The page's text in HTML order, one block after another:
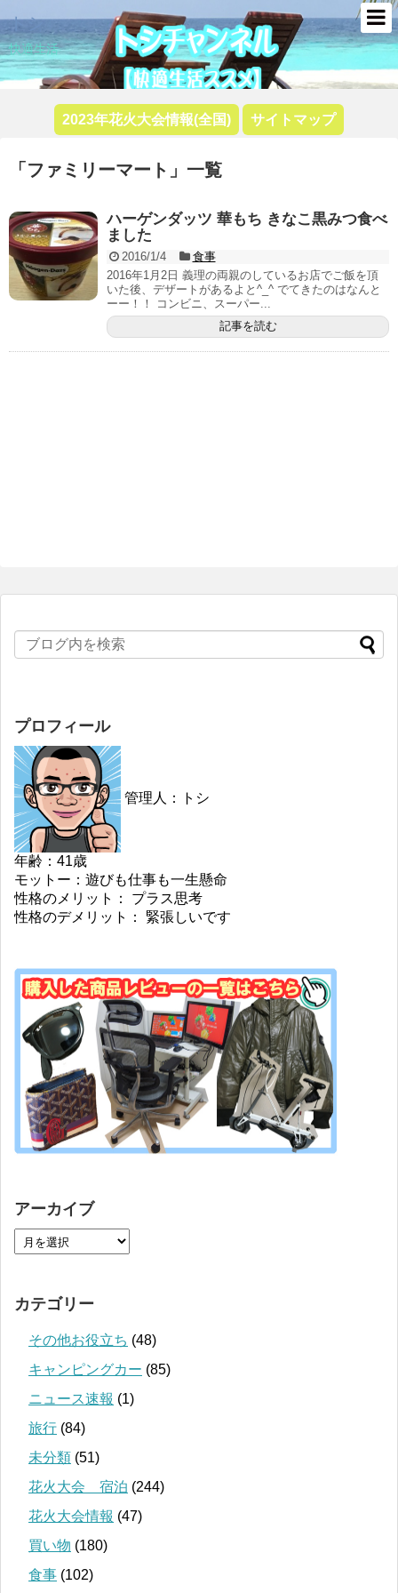
トシ
快適生活
2023年花火大会情報(全国) サイトマップ
「 ファミリーマート 」 一覧
ハーゲンダッツ 華もち きなこ黒みつ食べ
ました
2016/1/4
食事
2016年1月2日 義理の両親のしているお店でご飯を頂
いた後、デザートがあるよと^_^ でてきたのはなんと
ーー！！ コンビニ、スーパー...
記事を読む
プロフィール
管理人：トシ
年齢：41歳
モットー：遊びも仕事も一生懸命
性格のメリット： プラス思考
性格のデメリット： 緊張しいです
アーカイブ
カテゴリー
その他お役立ち (48)
キャンピングカー (85)
ニュース速報 (1)
旅行 (84)
未分類 (51)
花火大会 宿泊 (244)
花火大会情報 (47)
買い物 (180)
食事 (102)